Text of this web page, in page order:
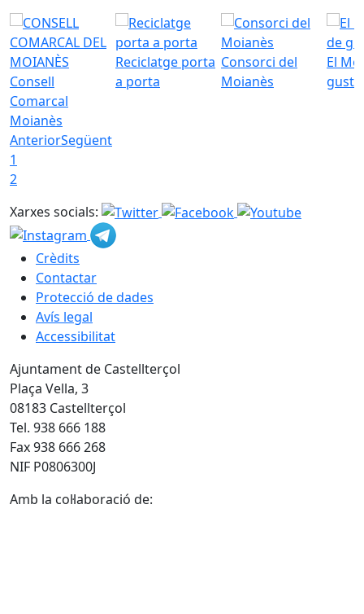
Consell
Comarcal
Moianès
Reciclatge porta
a porta
Consorci del
Moianès
El
gust
AnteriorSegüent
1
2
Xarxes socials:
Crèdits
Contactar
Protecció de dades
Avís legal
Accessibilitat
Ajuntament de Castellterçol
Plaça Vella, 3
08183 Castellterçol
Tel. 938 666 188
Fax 938 666 268
NIF P0806300J
Amb la col·laboració de: